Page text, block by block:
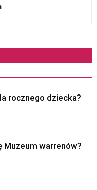
rocznego dziecka?
Muzeum warrenów?